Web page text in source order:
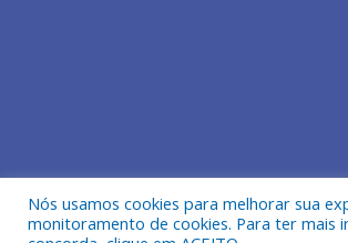
Todos os direitos
Nós usamos cookies para melhorar sua
monitoramento de cookies. Para ter mais